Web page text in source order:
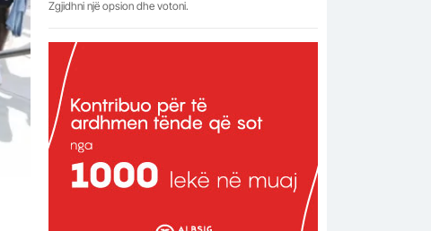
Zgjidhni një opsion dhe votoni.